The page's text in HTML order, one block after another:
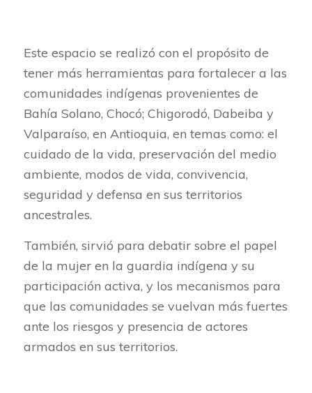
Este espacio se realizó con el propósito de
tener más herramientas para fortalecer a las
comunidades indígenas provenientes de
Bahía Solano, Chocó; Chigorodó, Dabeiba y
Valparaíso, en Antioquia, en temas como: el
cuidado de la vida, preservación del medio
ambiente, modos de vida, convivencia,
seguridad y defensa en sus territorios
ancestrales.
También, sirvió para debatir sobre el papel
de la mujer en la guardia indígena y su
participación activa, y los mecanismos para
que las comunidades se vuelvan más fuertes
ante los riesgos y presencia de actores
armados en sus territorios.